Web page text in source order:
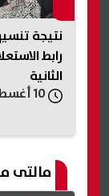
الأولى..
معرفة
10 أغسطس, 2026 05:25 م
مالتى